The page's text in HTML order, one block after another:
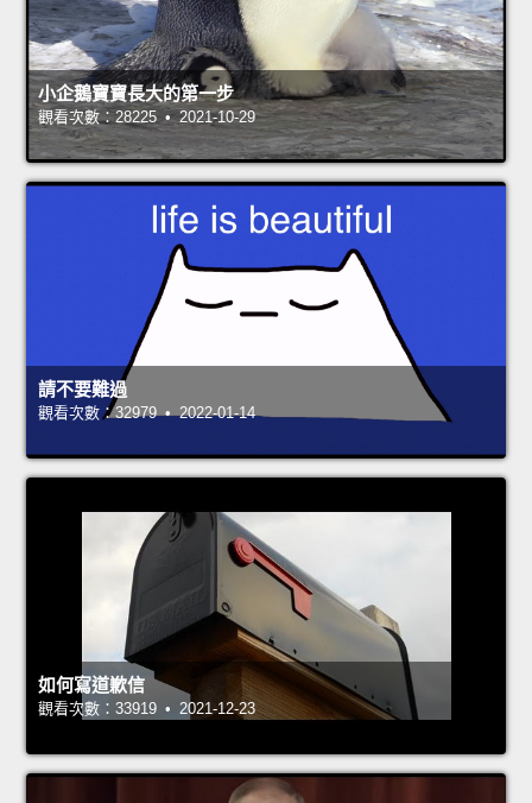
小企鵝寶寶長大的第一步
觀看次數：28225 • 2021-10-29
請不要難過
觀看次數：32979 • 2022-01-14
如何寫道歉信
觀看次數：33919 • 2021-12-23